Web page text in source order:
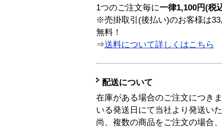
1つのご注文毎に一律1,100円(税
※売掛取引(後払い)のお客様は
無料！
⇒送料について詳しくはこちら
配送について
在庫がある場合のご注文につき
いる発送日にて当社より発送い
尚、複数の商品をご注文の場合